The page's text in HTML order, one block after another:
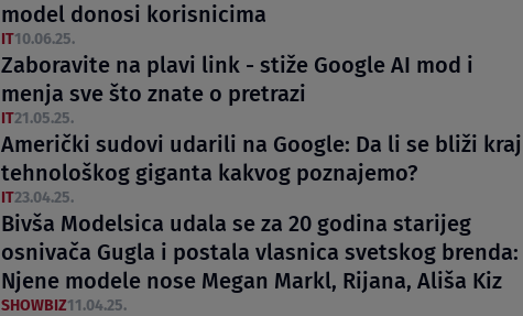
model donosi korisnicima
IT10.06.25.
Zaboravite na plavi link - stiže Google AI mod i
menja sve što znate o pretrazi
IT21.05.25.
Američki sudovi udarili na Google: Da li se bliži kraj
tehnološkog giganta kakvog poznajemo?​
IT23.04.25.
Bivša Modelsica udala se za 20 godina starijeg
osnivača Gugla i postala vlasnica svetskog brenda:
Njene modele nose Megan Markl, Rijana, Ališa Kiz
SHOWBIZ11.04.25.